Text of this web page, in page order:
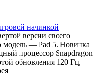
начинкой
версии своего
модель — Pad 5. Новинка
процессор Snapdragon
обновления 120 Гц,